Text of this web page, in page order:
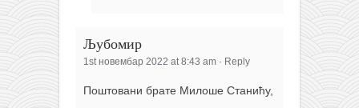
Љубомир
1st новембар 2022 at 8:43 am · Reply
Поштовани брате Милоше Станићу,